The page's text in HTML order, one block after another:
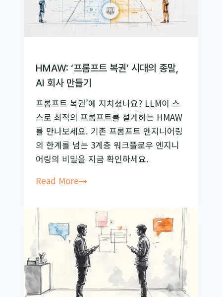
개,
정
답
27%
높
이
는
‘스
텝
백
프
프
결
HMAW: ‘프롬프트 복권’ 시대의 종말,
AI 회사 만들기
프롬프트 복권’에 지치셨나요? LLM이 스
스로 최적의 프롬프트를 설계하는 HMAW
를 만나보세요. 기존 프롬프트 엔지니어링
의 한계를 넘는 3계층 워크플로우 엔지니
어링의 비밀을 지금 확인하세요.
Read MoreHMAW:
프
트
복
권’
시
대